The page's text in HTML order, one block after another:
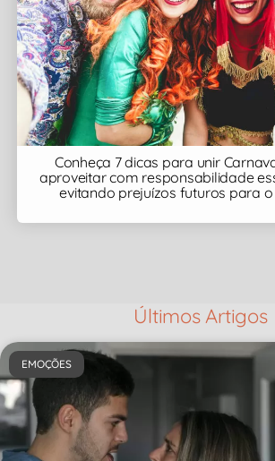
Conheça 7 dicas para unir
aproveitar com responsabilidade
evitando prejuízos futuros para o
Últimos Artigos
EMOÇÕES